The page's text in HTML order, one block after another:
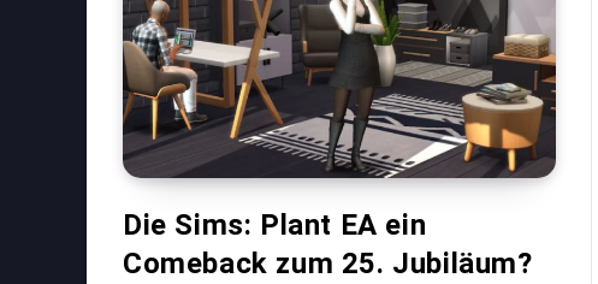
Die Sims: Plant EA ein
Comeback zum 25. Jubiläum?